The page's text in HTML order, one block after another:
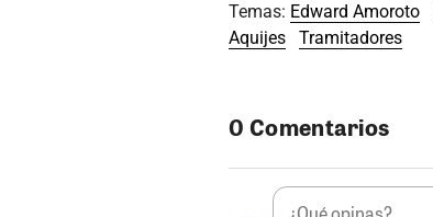
Temas: Edward Amoroto
Aquijes
Tramitadores
0 Comentarios